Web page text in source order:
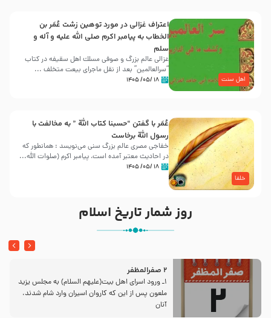
اهل سنت
اعتراف غزالی در مورد توهین زشت عُمَر بن
الخطاب به پیامبر اکرم صلی الله علیه و آله و
سلم
غزالی عالم بزرگ و صوفی مسلك اهل سقيفه در کتاب
“سرالعالمین” بعد از نقل ماجرای بیعت متخلف ...
۱۸ /۰۵/ ۱۴۰۵
خلفا
عُمَر با گفتن “حسبنا كتاب اللّه ” به مخالفت با
رسول اللّه برخاست
خفاجی مصری عالم بزرگ سنی می‌نویسد : همانطور که
در احادیث معتبر آمده است، پیامبر اکرم (صلوات اللّه...
۱۸ /۰۵/ ۱۴۰۵
روز شمار تاریخ اسلام
2 صفرالمظفر
1ـ ورود اسراى اهل بیت‌(علیهم السلام) به مجلس یزید
ملعون پس از این كه كاروان اسیران وارد شام شدند،
آنان